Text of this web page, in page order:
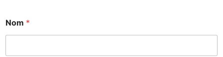
Nom *